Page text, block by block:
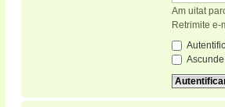
Am uitat
Retrimite e-